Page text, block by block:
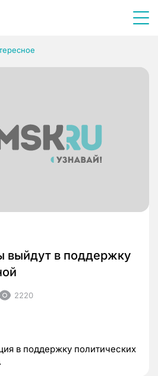
выйдут в поддержку
2220
в поддержку политических